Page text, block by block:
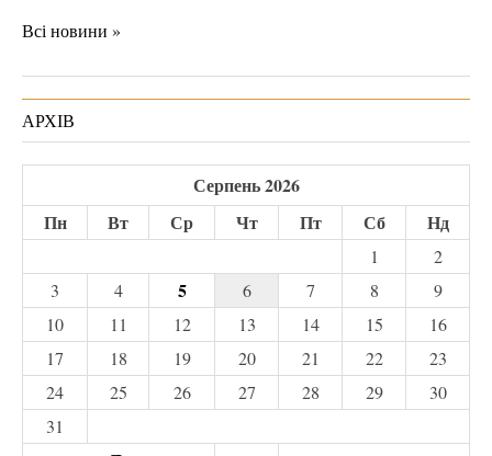
Всі новини »
АРХІВ
Серпень 2026
Пн
Вт Ср Чт Пт Сб Нд
1
2
3
4 5 6 7 8
9
10
11 12 13 14 15
16
17
18 19 20 21 22
23
24
25 26 27 28 29
30
31